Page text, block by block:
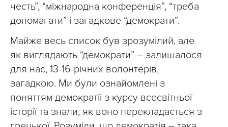
честь”, “міжнародна конференція”, “треба
допомагати” і загадкове “демократи”.
Майже весь список був зрозумілий, але
як виглядають “демократи” – залишалося
для нас, 13-16-річних волонтерів,
загадкою. Ми були ознайомлені з
поняттям демократії з курсу всесвітньої
історії та знали, як воно перекладається з